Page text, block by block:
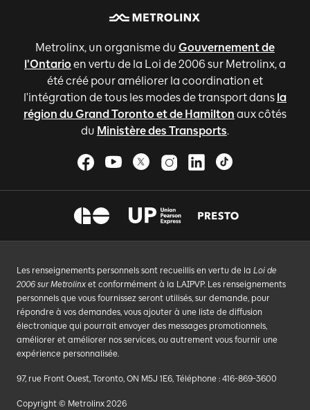
Metrolinx, un organisme du Gouvernement de
l'Ontario en vertu de la Loi de 2006 sur Metrolinx, a
été créé pour améliorer la coordination et
l'intégration de tous les modes de transport dans la
région du Grand Toronto et de Hamilton aux côtés
du Ministère des Transports.
Les renseignements personnels sont recueillis en vertu de la Loi de
2006 sur Metrolinx et conformément à la LAIPVP. Les renseignements
personnels que vous fournissez seront utilisés, sur demande, pour
répondre à vos demandes, vous ajouter à une liste de diffusion
électronique qui pourrait envoyer des messages promotionnels,
améliorer et améliorer nos services, ou autrement vous fournir une
expérience personnalisée.
97, rue Front Ouest, Toronto, ON M5J 1E6, Téléphone : 416-869-3600
Copyright © Metrolinx 2026